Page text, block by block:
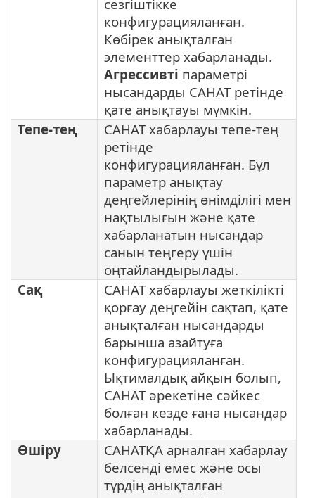
сезгіштікке
конфигурацияланған.
Көбірек анықталған
элементтер хабарланады.
Агрессивті параметрі
нысандарды САНАТ ретінде
қате анықтауы мүмкін.
Тепе-тең
САНАТ хабарлауы тепе-тең
ретінде
конфигурацияланған. Бұл
параметр анықтау
деңгейлерінің өнімділігі мен
нақтылығын және қате
хабарланатын нысандар
санын теңгеру үшін
оңтайландырылады.
Сақ
САНАТ хабарлауы жеткілікті
қорғау деңгейін сақтап, қате
анықталған нысандарды
барынша азайтуға
конфигурацияланған.
Ықтималдық айқын болып,
САНАТ әрекетіне сәйкес
болған кезде ғана нысандар
хабарланады.
Өшіру
САНАТҚА арналған хабарлау
белсенді емес және осы
түрдің анықталған